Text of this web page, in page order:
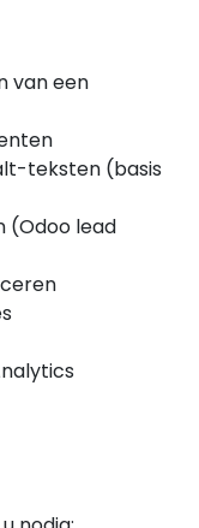
van een
teksten (basis
(Odoo lead